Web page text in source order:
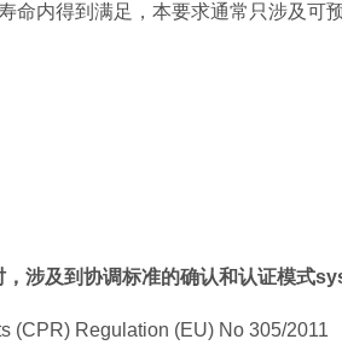
命内得到满足，本要求通常只涉及可预
涉及到协调标准的确认和认证模式
(CPR) Regulation (EU) No 305/2011